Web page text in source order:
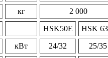
кг 2 000
HSK50Е HSK
кВт 24/32 25/35